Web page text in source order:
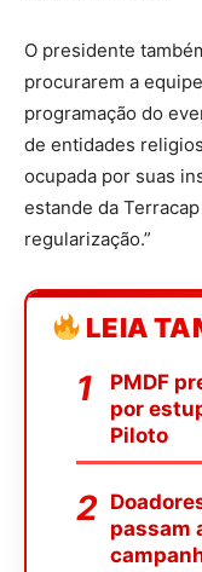
O presidente
procurarem a
programação do
de entidades
ocupada por suas
estande da
regularização.”
LEIA
PMDF
por
Piloto
passam